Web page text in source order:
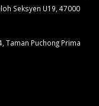
Seksyen U19, 47000
Taman Puchong Prima